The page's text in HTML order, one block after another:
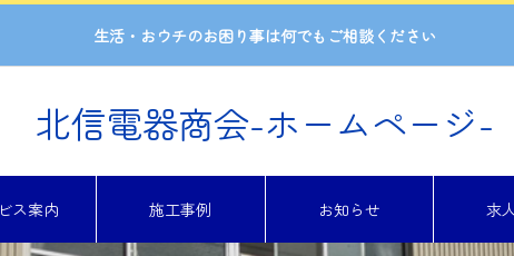
生活・おウチのお困り事は何でもご相談ください
北信電器商会-ホームページ-
ス案内 施工事例 お知らせ 求